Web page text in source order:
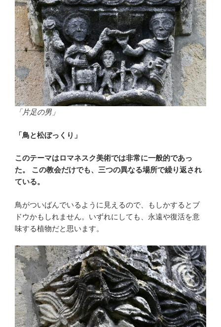
「片足の男」
「鳥と松ぼっくり」
このテーマはロマネスク美術では非常に一般的であっ
た。 この教会だけでも、三つの異なる場所で繰り返され
ている。
鳥がついばんでいるように見えるので、もしかするとブ
ドウかもしれません。いずれにしても、永遠や復活を意
味する植物だと思います。